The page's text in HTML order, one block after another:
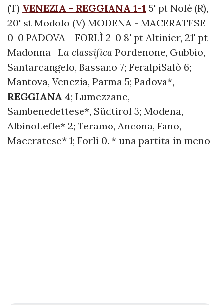
(T) VENEZIA - REGGIANA 1-1 5' pt Nolè (R),
20' st Modolo (V) MODENA - MACERATESE
0-0 PADOVA - FORLÌ 2-0 8' pt Altinier, 21' pt
Madonna La classifica Pordenone, Gubbio,
Santarcangelo, Bassano 7; FeralpiSalò 6;
Mantova, Venezia, Parma 5; Padova*,
REGGIANA 4; Lumezzane,
Sambenedettese*, Südtirol 3; Modena,
AlbinoLeffe* 2; Teramo, Ancona, Fano,
Maceratese* 1; Forlì 0. * una partita in meno